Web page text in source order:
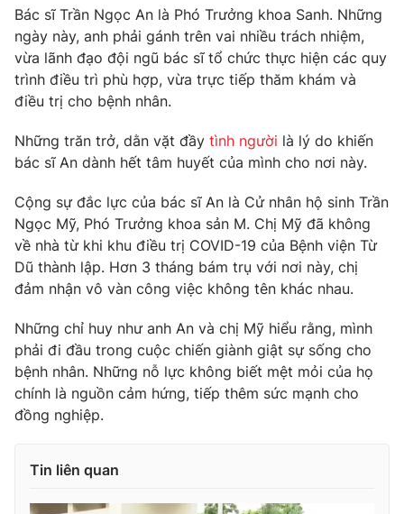
Emagazine Podcast
Photo Infographic
VTV Money VTV Thể thao
VTV Sức khoẻ Bất động sản
Thị trường 24h Tấm lòng Việt
VTV4 Vươn mình bằng AI
VTV9 VTV8
Bác sĩ Trần Ngọc An là Phó Trưởng khoa Sanh. Những
ngày này, anh phải gánh trên vai nhiều trách nhiệm,
vừa lãnh đạo đội ngũ bác sĩ tổ chức thực hiện các quy
trình điều trì phù hợp, vừa trực tiếp thăm khám và
điều trị cho bệnh nhân.
Những trăn trở, dằn vặt đầy tình người là lý do khiến
bác sĩ An dành hết tâm huyết của mình cho nơi này.
Cộng sự đắc lực của bác sĩ An là Cử nhân hộ sinh Trần
Ngọc Mỹ, Phó Trưởng khoa sản M. Chị Mỹ đã không
về nhà từ khi khu điều trị COVID-19 của Bệnh viện Từ
Dũ thành lập. Hơn 3 tháng bám trụ với nơi này, chị
đảm nhận vô vàn công việc không tên khác nhau.
Những chỉ huy như anh An và chị Mỹ hiểu rằng, mình
phải đi đầu trong cuộc chiến giành giật sự sống cho
bệnh nhân. Những nỗ lực không biết mệt mỏi của họ
chính là nguồn cảm hứng, tiếp thêm sức mạnh cho
đồng nghiệp.
Tin liên quan